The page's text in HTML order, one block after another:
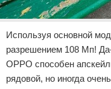
Используя основной
разрешением 108 Мп!
OPPO способен
рядовой, но иногда